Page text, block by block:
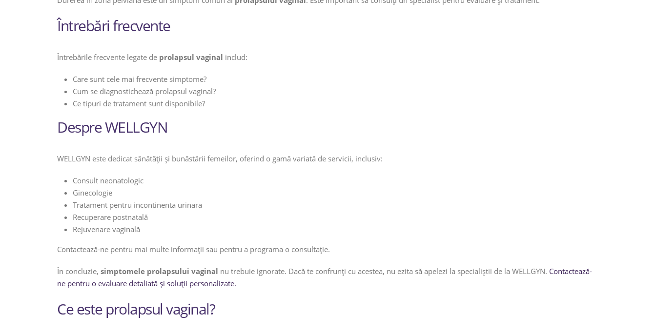
Întrebări frecvente
Întrebările frecvente legate de prolapsul vaginal includ:
Care sunt cele mai frecvente simptome?
Cum se diagnostichează prolapsul vaginal?
Ce tipuri de tratament sunt disponibile?
Despre WELLGYN
WELLGYN este dedicat sănătății și bunăstării femeilor, oferind o gamă variată de servicii, inclusiv:
Consult neonatologic
Ginecologie
Tratament pentru incontinenta urinara
Recuperare postnatală
Rejuvenare vaginală
Contactează-ne pentru mai multe informații sau pentru a programa o consultație.
În concluzie, simptomele prolapsului vaginal nu trebuie ignorate. Dacă te confrunți cu acestea, nu ezita să apelezi la specialiștii de la WELLGYN. Contactează-
ne pentru o evaluare detaliată și soluții personalizate.
Ce este prolapsul vaginal?